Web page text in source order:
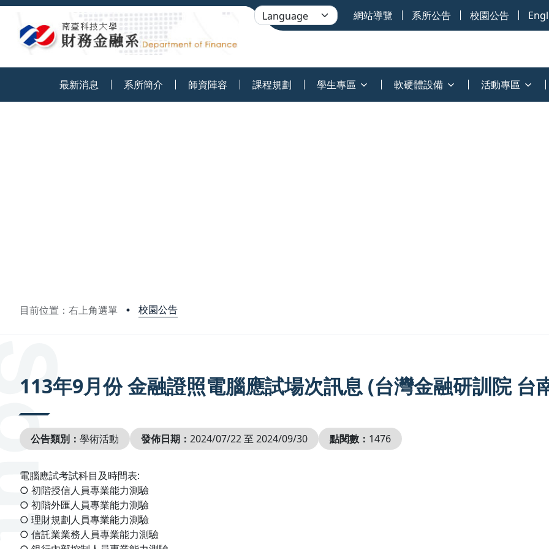
網站導覽 系所公告 校園公告
最新消息 系所簡介 師資陣容 課程規劃 學生專區 軟硬體設備 活動專區
目前位置：右上角選單 校園公告
113年9月份 金融證照電腦應試場次訊息 (台灣金融研訓院 台
公告類別： 學術活動 發佈日期： 2024/07/22 至 2024/09/30 點閱數： 1476
電腦應試考試科目及時間表:
○ 初階授信人員專業能力測驗
○ 初階外匯人員專業能力測驗
○ 理財規劃人員專業能力測驗
○ 信託業業務人員專業能力測驗